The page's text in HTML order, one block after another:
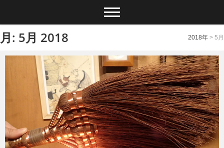
月: 5月 2018 2018年 > 5月